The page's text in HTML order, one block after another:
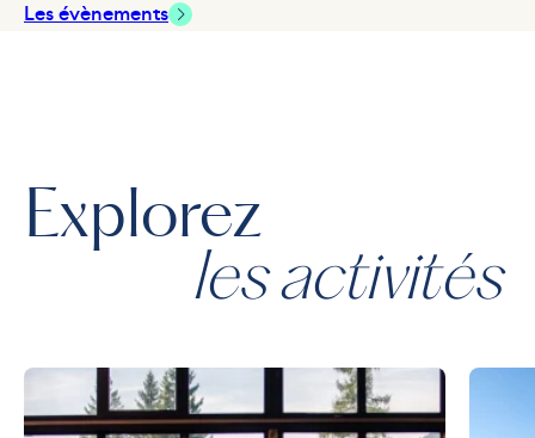
Les évènements
Explorez
les activités